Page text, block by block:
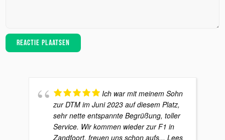
Ich war mit meinem Sohn
zur DTM im Juni 2023 auf diesem Platz,
sehr nette entspannte Begrüßung, toller
Service. Wir kommen wieder zur F1 in
Zandfoort, freuen uns schon aufs... Lees